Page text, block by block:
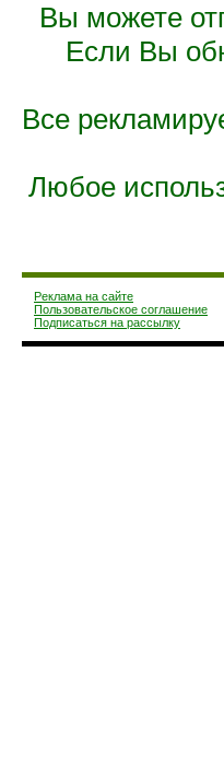
Вы можете
Если Вы
Все
Любое
Реклама на сайте
Пользовательское соглашение
Подписаться на рассылку